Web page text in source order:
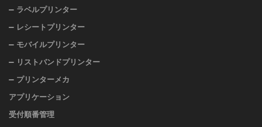
ラベルプリンター
レシートプリンター
モバイルプリンター
リストバンドプリンター
プリンターメカ
アプリケーション
受付順番管理